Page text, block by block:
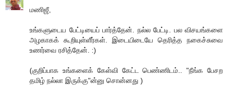
மணிஜீ,
உங்களுடைய பேட்டியைப் பார்த்தேன். நல்ல பேட்டி. பல விசயங்களை
அழகாகக் கூறியுள்ளீர்கள். இடையிடையே தெரித்த நகைச்சுவை
உணர்வை ரசித்தேன். :)
(குறிப்பாக உங்களைக் கேள்வி கேட்ட பெண்ணிடம்.. "நீங்க பேசற
தமிழ் நல்லா இருக்கு"ன்னு சொன்னது )